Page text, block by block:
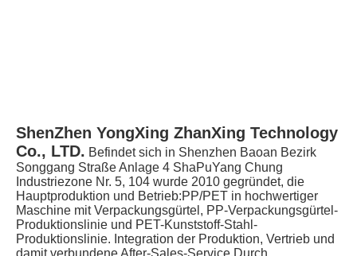
ShenZhen YongXing ZhanXing Technology
Co., LTD. Befindet sich in Shenzhen Baoan Bezirk
Songgang Straße Anlage 4 ShaPuYang Chung
Industriezone Nr. 5, 104 wurde 2010 gegründet, die
Hauptproduktion und Betrieb:PP/PET in hochwertiger
Maschine mit Verpackungsgürtel, PP-Verpackungsgürtel-
Produktionslinie und PET-Kunststoff-Stahl-
Produktionslinie. Integration der Produktion, Vertrieb und